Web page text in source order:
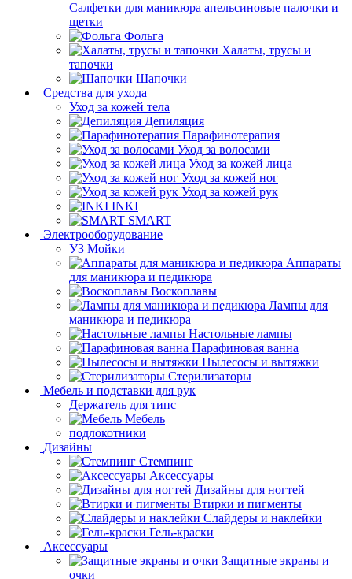
Салфетки для маникюра апельсиновые палочки и
щетки
Фольга
Халаты, трусы и
тапочки
Шапочки
Средства для ухода
Уход за кожей тела
Депиляция
Парафинотерапия
Уход за волосами
Уход за кожей лица
Уход за кожей ног
Уход за кожей рук
INKI
SMART
Электрооборудование
УЗ Мойки
Аппараты
для маникюра и педикюра
Воскоплавы
Лампы для
маникюра и педикюра
Настольные лампы
Парафиновая ванна
Пылесосы и вытяжки
Стерилизаторы
Мебель и подставки для рук
Держатель для типс
Мебель
подлокотники
Дизайны
Стемпинг
Аксессуары
Дизайны для ногтей
Втирки и пигменты
Слайдеры и наклейки
Гель-краски
Аксессуары
Защитные экраны и
очки